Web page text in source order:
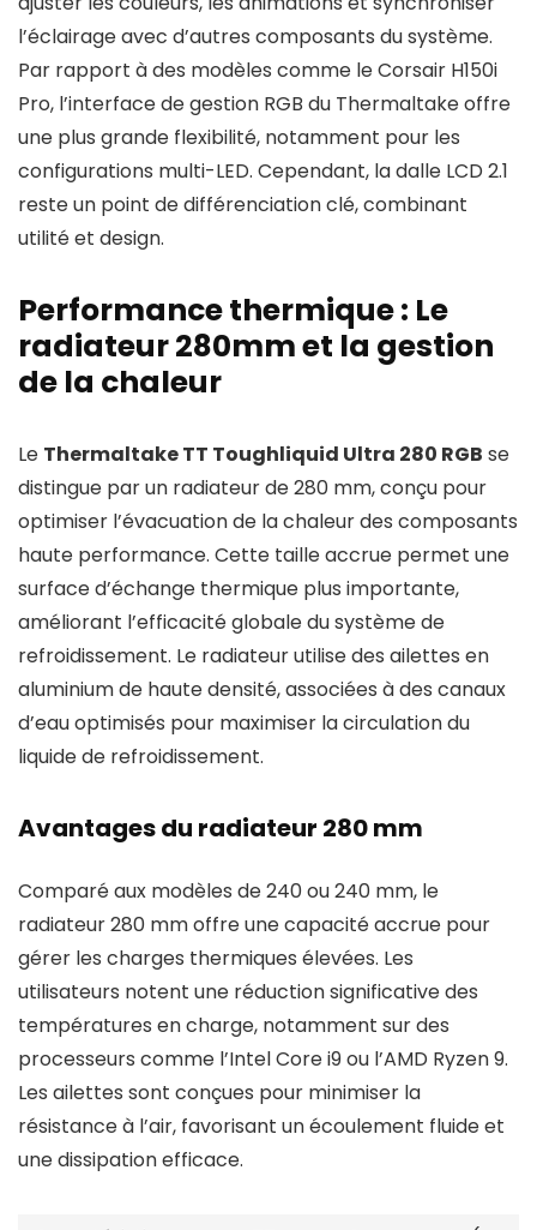
l’éclairage avec d’autres composants du système.
Par rapport à des modèles comme le Corsair H150i
Pro, l’interface de gestion RGB du Thermaltake offre
une plus grande flexibilité, notamment pour les
configurations multi-LED. Cependant, la dalle LCD 2.1
reste un point de différenciation clé, combinant
utilité et design.
Performance thermique : Le
radiateur 280mm et la gestion
de la chaleur
Le Thermaltake TT Toughliquid Ultra 280 RGB se
distingue par un radiateur de 280 mm, conçu pour
optimiser l’évacuation de la chaleur des composants
haute performance. Cette taille accrue permet une
surface d’échange thermique plus importante,
améliorant l’efficacité globale du système de
refroidissement. Le radiateur utilise des ailettes en
aluminium de haute densité, associées à des canaux
d’eau optimisés pour maximiser la circulation du
liquide de refroidissement.
Avantages du radiateur 280 mm
Comparé aux modèles de 240 ou 240 mm, le
radiateur 280 mm offre une capacité accrue pour
gérer les charges thermiques élevées. Les
utilisateurs notent une réduction significative des
températures en charge, notamment sur des
processeurs comme l’Intel Core i9 ou l’AMD Ryzen 9.
Les ailettes sont conçues pour minimiser la
résistance à l’air, favorisant un écoulement fluide et
une dissipation efficace.